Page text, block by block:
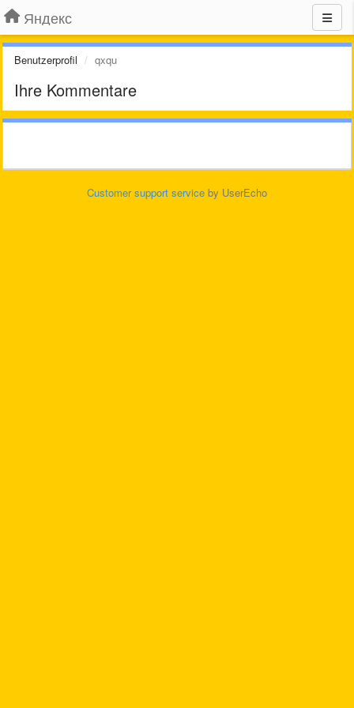
Яндекс
Benutzerprofil qxqu
Ihre Kommentare
Customer support service by UserEcho